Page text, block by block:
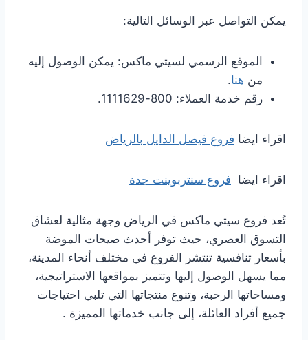
يمكن التواصل عبر الوسائل التالية:
الموقع الرسمي لسيتي ماكس: يمكن الوصول إليه
من هنا.
رقم خدمة العملاء: 800-1111629.
اقراء ايضا فروع فيصل الدايل بالرياض
اقراء ايضا فروع سنتربوينت جدة
تُعد فروع سيتي ماكس في الرياض وجهة مثالية لعشاق
التسوق العصري، حيث توفر أحدث صيحات الموضة
بأسعار تنافسية تنتشر الفروع في مختلف أنحاء المدينة،
مما يسهل الوصول إليها وتتميز بمواقعها الاستراتيجية،
ومساحاتها الرحبة، وتنوع منتجاتها التي تلبي احتياجات
جميع أفراد العائلة، إلى جانب خدماتها المميزة .